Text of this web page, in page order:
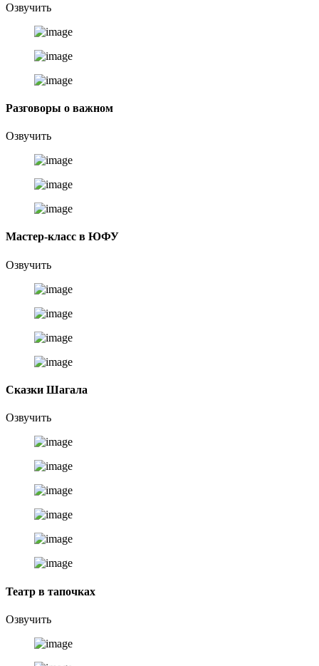
Озвучить
Разговоры о важном
Озвучить
Мастер-класс в ЮФУ
Озвучить
Сказки Шагала
Озвучить
Театр в тапочках
Озвучить